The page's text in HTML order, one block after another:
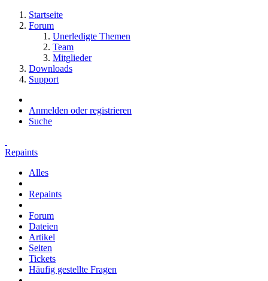
Startseite
Forum
Unerledigte Themen
Team
Mitglieder
Downloads
Support
Anmelden oder registrieren
Suche
Repaints
Alles
Repaints
Forum
Dateien
Artikel
Seiten
Tickets
Häufig gestellte Fragen